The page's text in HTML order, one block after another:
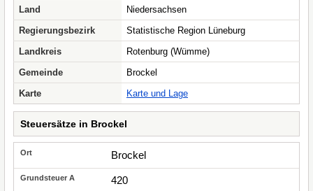
Land
Niedersachsen
Regierungsbezirk
Statistische Region Lüneburg
Landkreis
Rotenburg (Wümme)
Gemeinde
Brockel
Karte
Karte und Lage
Steuersätze in Brockel
Brockel
420